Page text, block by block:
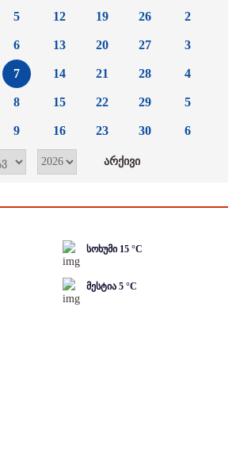
5
6
7
8
9
12
13
14
15
16
19
20
21
22
23
26
27
28
29
30
2
3
4
5
6
სოხუმი 15 °C
მესტია 5 °C